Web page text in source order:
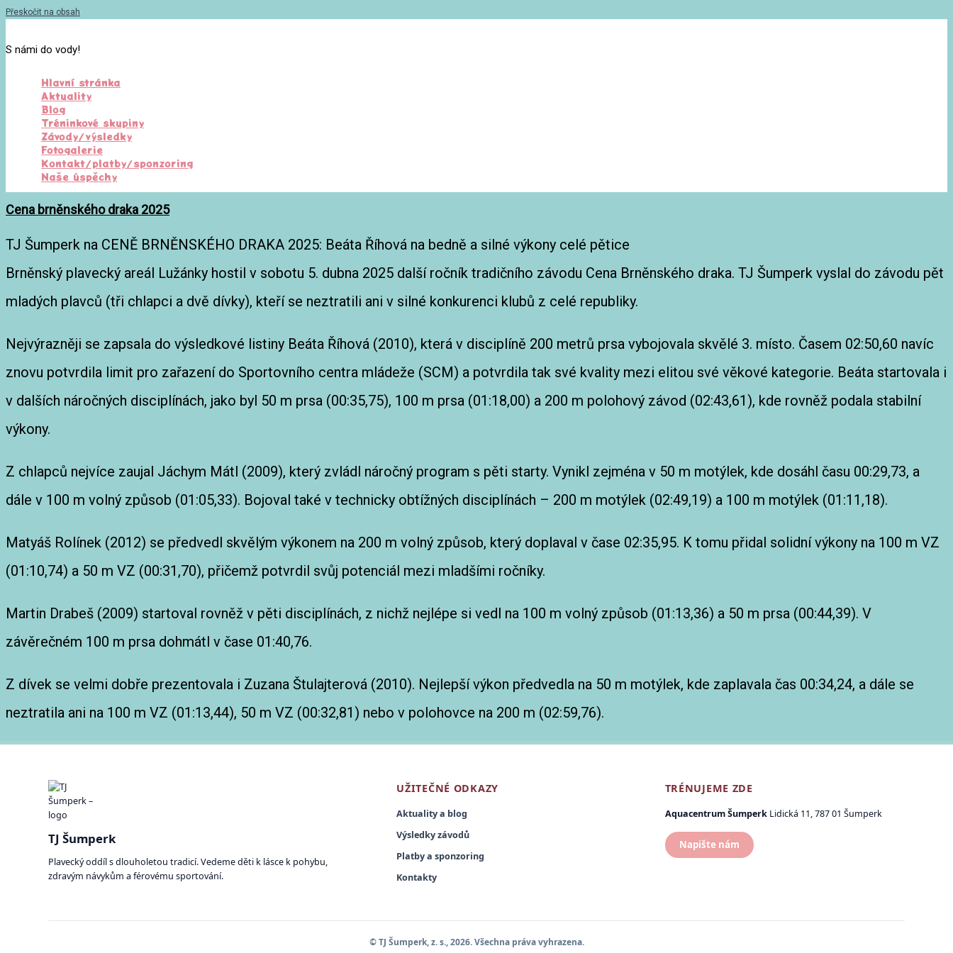
Přeskočit na obsah
S námi do vody!
Hlavní stránka
Aktuality
Blog
Tréninkové skupiny
Závody/výsledky
Fotogalerie
Kontakt/platby/sponzoring
Naše úspěchy
Cena brněnského draka 2025
TJ Šumperk na CENĚ BRNĚNSKÉHO DRAKA 2025: Beáta Říhová na bedně a silné výkony celé pětice
Brněnský plavecký areál Lužánky hostil v sobotu 5. dubna 2025 další ročník tradičního závodu Cena Brněnského draka. TJ Šumperk vyslal do závodu pět
mladých plavců (tři chlapci a dvě dívky), kteří se neztratili ani v silné konkurenci klubů z celé republiky.
Nejvýrazněji se zapsala do výsledkové listiny Beáta Říhová (2010), která v disciplíně 200 metrů prsa vybojovala skvělé 3. místo. Časem 02:50,60 navíc
znovu potvrdila limit pro zařazení do Sportovního centra mládeže (SCM) a potvrdila tak své kvality mezi elitou své věkové kategorie. Beáta startovala i
v dalších náročných disciplínách, jako byl 50 m prsa (00:35,75), 100 m prsa (01:18,00) a 200 m polohový závod (02:43,61), kde rovněž podala stabilní
výkony.
Z chlapců nejvíce zaujal Jáchym Mátl (2009), který zvládl náročný program s pěti starty. Vynikl zejména v 50 m motýlek, kde dosáhl času 00:29,73, a
dále v 100 m volný způsob (01:05,33). Bojoval také v technicky obtížných disciplínách – 200 m motýlek (02:49,19) a 100 m motýlek (01:11,18).
Matyáš Rolínek (2012) se předvedl skvělým výkonem na 200 m volný způsob, který doplaval v čase 02:35,95. K tomu přidal solidní výkony na 100 m VZ
(01:10,74) a 50 m VZ (00:31,70), přičemž potvrdil svůj potenciál mezi mladšími ročníky.
Martin Drabeš (2009) startoval rovněž v pěti disciplínách, z nichž nejlépe si vedl na 100 m volný způsob (01:13,36) a 50 m prsa (00:44,39). V
závěrečném 100 m prsa dohmátl v čase 01:40,76.
Z dívek se velmi dobře prezentovala i Zuzana Štulajterová (2010). Nejlepší výkon předvedla na 50 m motýlek, kde zaplavala čas 00:34,24, a dále se
neztratila ani na 100 m VZ (01:13,44), 50 m VZ (00:32,81) nebo v polohovce na 200 m (02:59,76).
TJ Šumperk
Plavecký oddíl s dlouholetou tradicí. Vedeme děti k lásce k pohybu,
zdravým návykům a férovému sportování.
UŽITEČNÉ ODKAZY
Aktuality a blog
Výsledky závodů
Platby a sponzoring
Kontakty
TRÉNUJEME ZDE
Aquacentrum ŠumperkLidická 11, 787 01 Šumperk
Napište nám
© TJ Šumperk, z. s., 2026. Všechna práva vyhrazena.